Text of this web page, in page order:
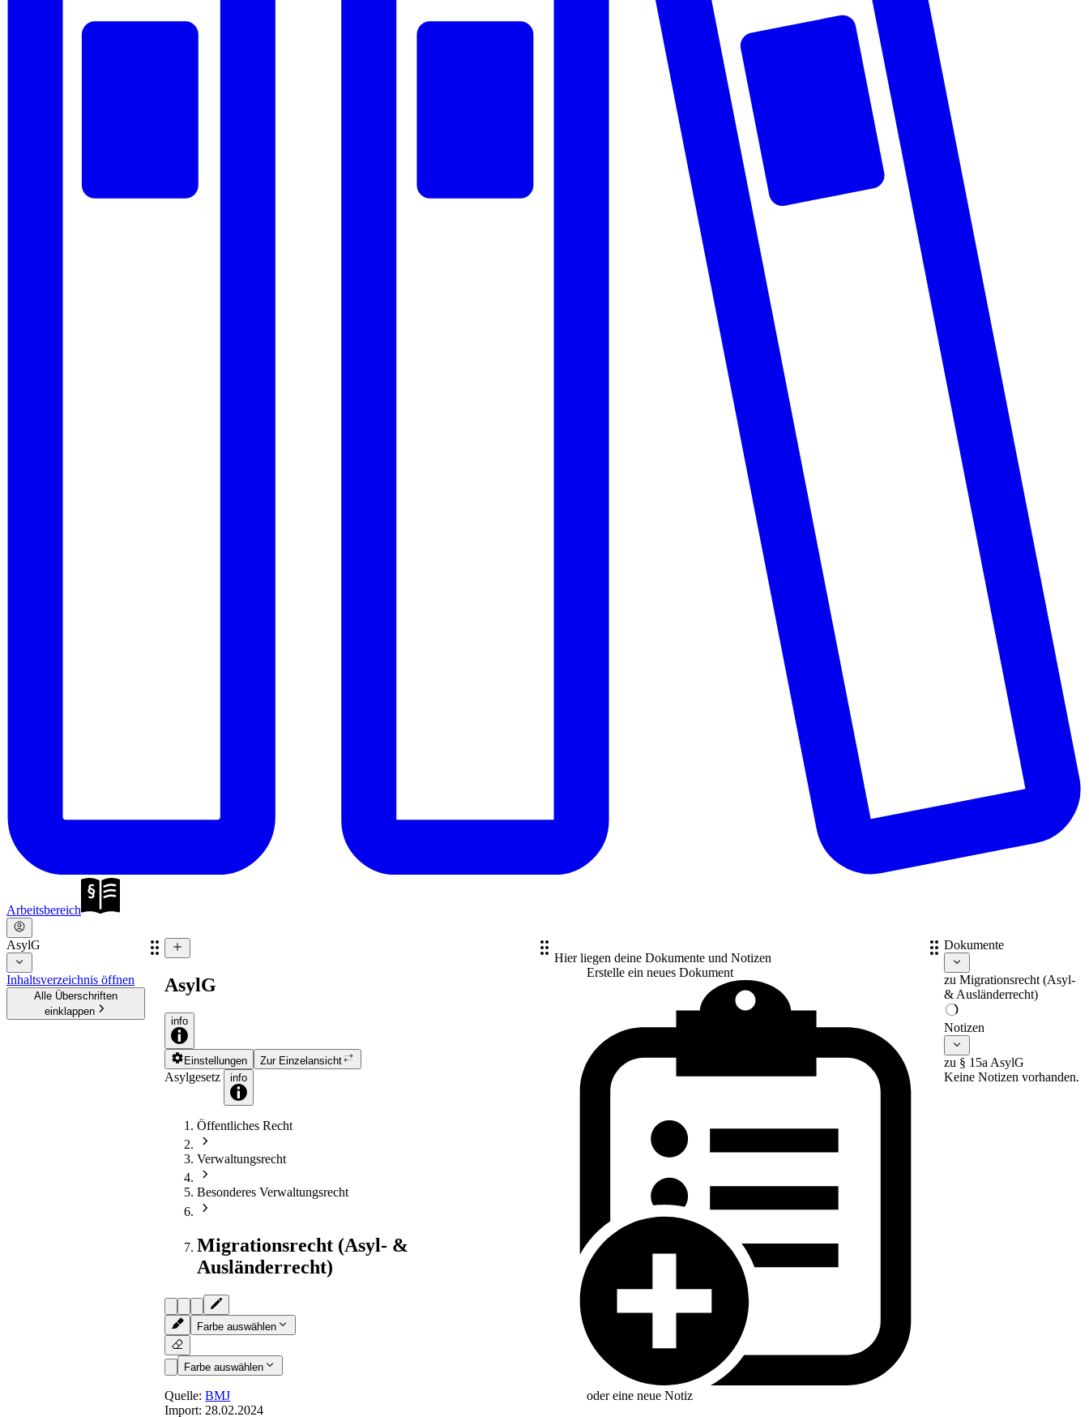
Arbeitsbereich
AsylG
Inhaltsverzeichnis öffnen
Alle Überschriften
einklappen
AsylG
info
Einstellungen Zur Einzelansicht
Asylgesetz info
Öffentliches Recht
Verwaltungsrecht
Besonderes Verwaltungsrecht
Migrationsrecht (Asyl- &
Ausländerrecht)
Farbe auswählen
Farbe auswählen
Quelle:BMJ
Import: 28.02.2024
Hier liegen deine Dokumente und Notizen
Erstelle ein neues Dokument
oder eine neue Notiz
Dokumente
zu Migrationsrecht (Asyl-
& Ausländerrecht)
Notizen
zu § 15a AsylG
Keine Notizen vorhanden.